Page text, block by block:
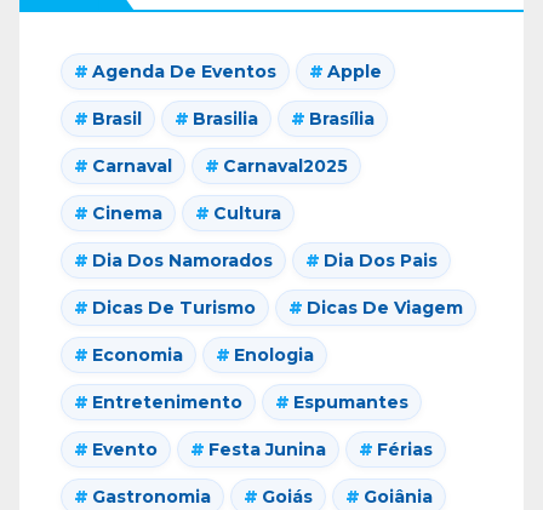
Agenda De Eventos Apple
Brasil Brasilia Brasília
Carnaval Carnaval2025
Cinema Cultura
Dia Dos Namorados Dia Dos Pais
Dicas De Turismo Dicas De Viagem
Economia Enologia
Entretenimento Espumantes
Evento Festa Junina Férias
Gastronomia Goiás Goiânia